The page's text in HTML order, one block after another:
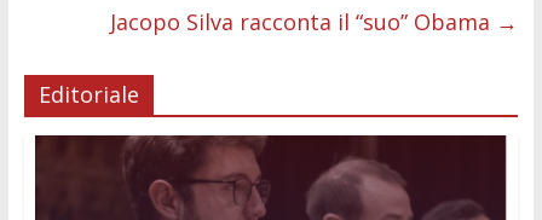
Jacopo Silva racconta il “suo” Obama →
Editoriale